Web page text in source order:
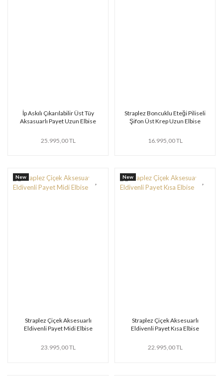
İp Askılı Çıkarılabilir Üst Tüy
Aksasuarlı Payet Uzun Elbise
25.995,00 TL
Straplez Boncuklu Eteği Piliseli
Şifon Üst Krep Uzun Elbise
16.995,00 TL
New
Straplez Çiçek Aksesuarlı
Eldivenli Payet Midi Elbise
23.995,00 TL
New
Straplez Çiçek Aksesuarlı
Eldivenli Payet Kısa Elbise
22.995,00 TL